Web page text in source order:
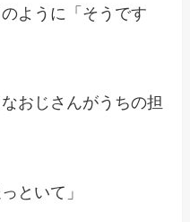
ように「そうです
おじさんがうちの担
といて」